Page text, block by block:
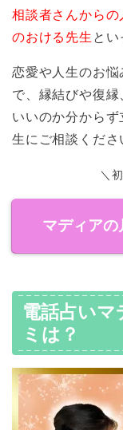
相談者さんから
のおける先生 とい
恋愛や人生のお悩
で、縁結びや復
いいのか分から
生にご相談くださ
＼
マディアの
電話占いマ
ミは？